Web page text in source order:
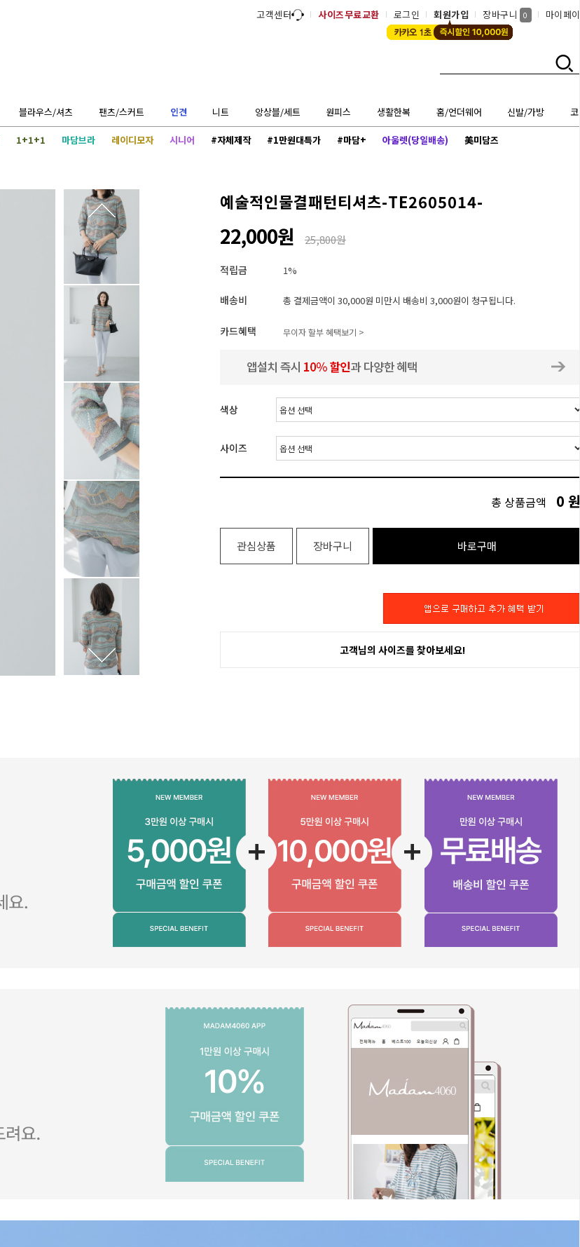
고객센터 사이즈무료교환 로그인 회원가입 장바구니 0 마이페
블라우스/셔츠 팬츠/스커트 인견 니트 앙상블/세트 원피스 생활한복 홈/언더웨어 신발/가방
1+1+1 마담브라 레이디모자 시니어 #자체제작 #1만원대특가 #마담+ 아울렛(당일배송) 美미담즈
예술적인물결패턴티셔츠-TE2605014-
22,000원 25,800원
적립금 1%
배송비 총 결제금액이 30,000원 미만시 배송비 3,000원이 청구됩니다.
카드혜택 무이자 할부 혜택보기 >
색상
사이즈
총 상품금액 0 원
관심상품 장바구니 바로구매
고객님의 사이즈를 찾아보세요!